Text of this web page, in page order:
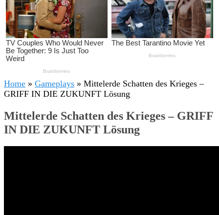
Home » Gameplays » Mittelerde Schatten des Krieges –
GRIFF IN DIE ZUKUNFT Lösung
Mittelerde Schatten des Krieges – GRIFF
IN DIE ZUKUNFT Lösung